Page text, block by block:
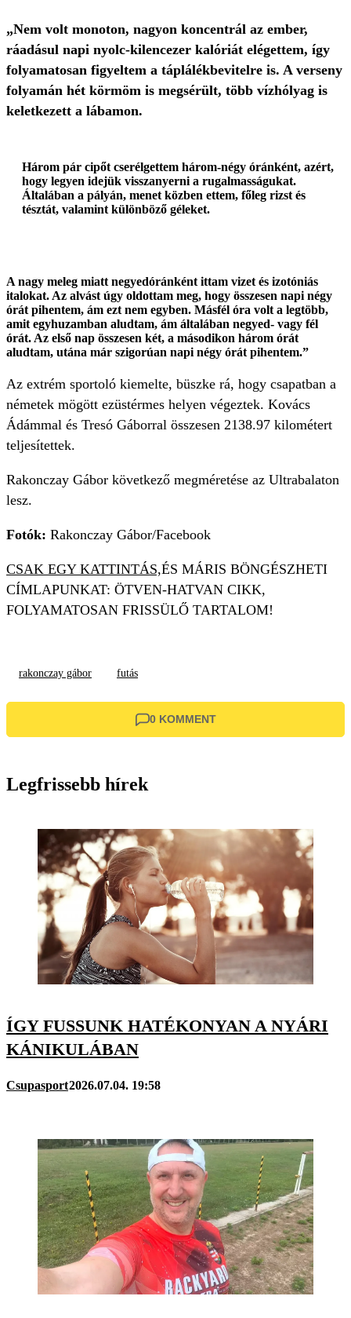
„Nem volt monoton, nagyon koncentrál az ember,
ráadásul napi nyolc-kilencezer kalóriát elégettem, így
folyamatosan figyeltem a táplálékbevitelre is. A verseny
folyamán hét körmöm is megsérült, több vízhólyag is
keletkezett a lábamon.
Három pár cipőt cserélgettem három-négy óránként, azért,
hogy legyen idejük visszanyerni a rugalmasságukat.
Általában a pályán, menet közben ettem, főleg rizst és
tésztát, valamint különböző géleket.
A nagy meleg miatt negyedóránként ittam vizet és izotóniás
italokat. Az alvást úgy oldottam meg, hogy összesen napi négy
órát pihentem, ám ezt nem egyben. Másfél óra volt a legtöbb,
amit egyhuzamban aludtam, ám általában negyed- vagy fél
órát. Az első nap összesen két, a másodikon három órát
aludtam, utána már szigorúan napi négy órát pihentem.”
Az extrém sportoló kiemelte, büszke rá, hogy csapatban a
németek mögött ezüstérmes helyen végeztek. Kovács
Ádámmal és Tresó Gáborral összesen 2138.97 kilométert
teljesítettek.
Rakonczay Gábor következő megméretése az Ultrabalaton
lesz.
Fotók: Rakonczay Gábor/Facebook
CSAK EGY KATTINTÁS,ÉS MÁRIS BÖNGÉSZHETI
CÍMLAPUNKAT: ÖTVEN-HATVAN CIKK,
FOLYAMATOSAN FRISSÜLŐ TARTALOM!
rakonczay gábor futás
0 KOMMENT
Legfrissebb hírek
ÍGY FUSSUNK HATÉKONYAN A NYÁRI
KÁNIKULÁBAN
Csupasport2026.07.04. 19:58